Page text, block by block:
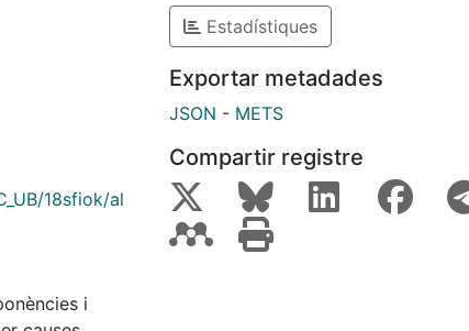
18sfiok/al
i
Estadístiques
Exportar metadades
JSON - METS
Compartir registre